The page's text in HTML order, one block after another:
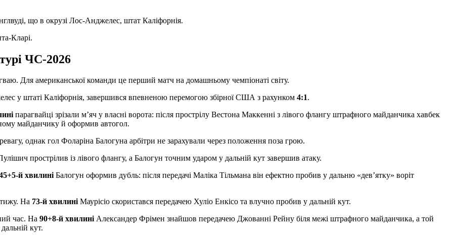
що в окрузі Лос-Анджелес, штат Каліфорнія.
Кларі.
ЧС-2026
Для американської команди це перший матч на домашньому чемпіонаті світу.
у штаті Каліфорнія, завершився впевненою перемогою збірної США з рахунком 4:1.
парагвайці зрізали м’яч у власні ворота: після прострілу Вестона Маккенні з лівого флангу штрафного майданчика хавбек
майданчику й оформив автогол.
однак гол Фоларіна Балогуна арбітри не зарахували через положення поза грою.
прострілив із лівого флангу, а Балогун точним ударом у дальній кут завершив атаку.
й хвилиніБалогун оформив дубль: після передачі Маліка Тільмана він ефектно пробив у дальню «дев’ятку» воріт
На 73-й хвилиніМаурісіо скористався передачею Хуліо Енкісо та влучно пробив у дальній кут.
час. На 90+8-й хвилиніАлександер Фрімен знайшов передачею Джованні Рейну біля межі штрафного майданчика, а той
кут.